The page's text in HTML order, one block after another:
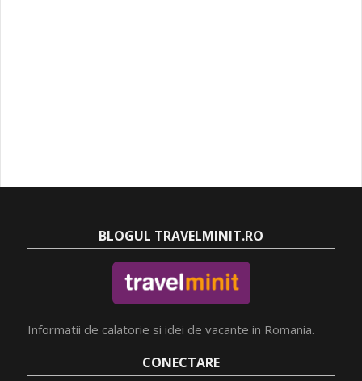
BLOGUL TRAVELMINIT.RO
Informatii de calatorie si idei de vacante in Romania.
CONECTARE